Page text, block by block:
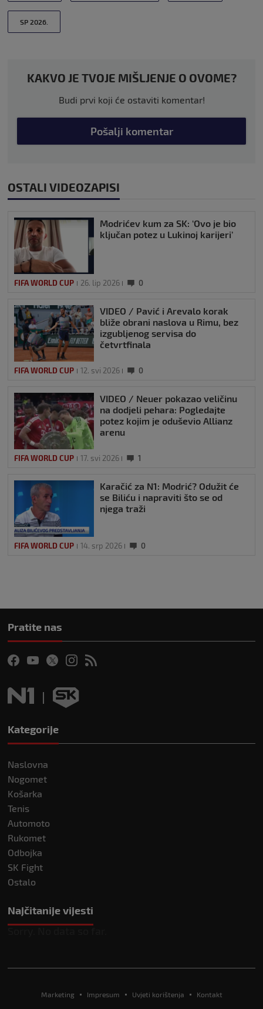
SP 2026.
KAKVO JE TVOJE MIŠLJENJE O OVOME?
Budi prvi koji će ostaviti komentar!
Pošalji komentar
OSTALI VIDEOZAPISI
Modrićev kum za SK: ‘Ovo je bio
ključan potez u Lukinoj karijeri’
FIFA WORLD CUP 26. lip 2026 0
VIDEO / Pavić i Arevalo korak
bliže obrani naslova u Rimu, bez
izgubljenog servisa do
četvrtfinala
FIFA WORLD CUP 12. svi 2026 0
VIDEO / Neuer pokazao veličinu
na dodjeli pehara: Pogledajte
potez kojim je oduševio Allianz
arenu
FIFA WORLD CUP 17. svi 2026 1
Karačić za N1: Modrić? Odužit će
se Biliću i napraviti što se od
njega traži
FIFA WORLD CUP 14. srp 2026 0
Pratite nas
Kategorije
Naslovna
Nogomet
Košarka
Tenis
Automoto
Rukomet
Odbojka
SK Fight
Ostalo
Najčitanije vijesti
Marketing Impresum Uvjeti korištenja Kontakt